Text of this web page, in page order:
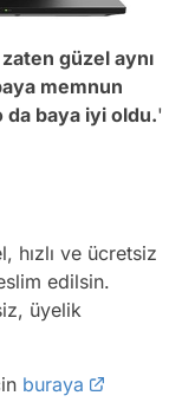
güzel aynı
memnun
da baya iyi oldu.'
hızlı ve ücretsiz
edilsin.
üyelik
buraya